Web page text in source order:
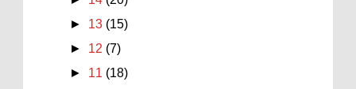
► 13 (15)
► 12 (7)
► 11 (18)